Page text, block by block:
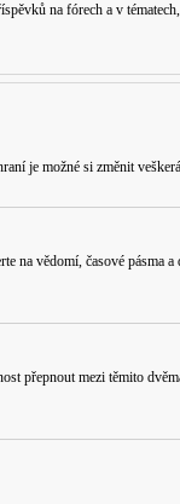
na fórech a v
je možné si změnit
na vědomí, časové pásma
přepnout mezi těmito